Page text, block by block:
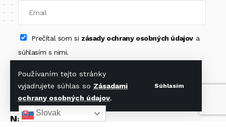
Používaním tejto stránky
vyjadrujete súhlas so Zásadami
ochrany osobných údajov.
Súhlasím
Prečítal som si zásady ochrany osobných údajova
súhlasím s nimi.
Odoberať newsletter
Nájdete nás na
Slovak